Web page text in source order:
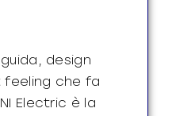
design
feeling che fa
Electric è la